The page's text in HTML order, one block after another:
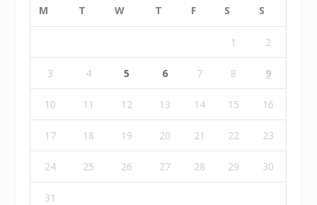
M T W T F S S
1 2
3 4 5 6 7 8 9
10 11 12 13 14 15 16
17 18 19 20 21 22 23
24 25 26 27 28 29 30
31